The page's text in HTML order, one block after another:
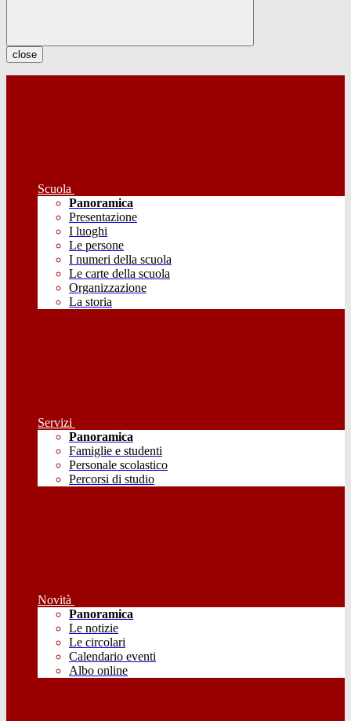
close
Scuola
Panoramica
Presentazione
I luoghi
Le persone
I numeri della scuola
Le carte della scuola
Organizzazione
La storia
Servizi
Panoramica
Famiglie e studenti
Personale scolastico
Percorsi di studio
Novità
Panoramica
Le notizie
Le circolari
Calendario eventi
Albo online